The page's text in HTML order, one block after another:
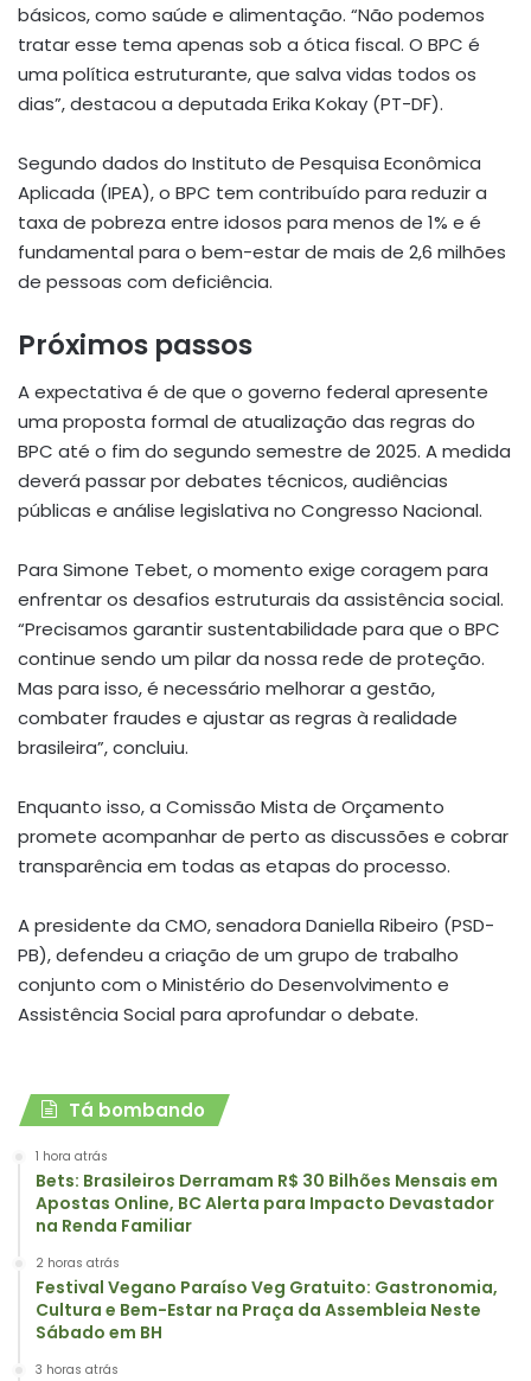
básicos, como saúde e alimentação. “Não podemos
tratar esse tema apenas sob a ótica fiscal. O BPC é
uma política estruturante, que salva vidas todos os
dias”, destacou a deputada Erika Kokay (PT-DF).
Segundo dados do Instituto de Pesquisa Econômica
Aplicada (IPEA), o BPC tem contribuído para reduzir a
taxa de pobreza entre idosos para menos de 1% e é
fundamental para o bem-estar de mais de 2,6 milhões
de pessoas com deficiência.
Próximos passos
A expectativa é de que o governo federal apresente
uma proposta formal de atualização das regras do
BPC até o fim do segundo semestre de 2025. A medida
deverá passar por debates técnicos, audiências
públicas e análise legislativa no Congresso Nacional.
Para Simone Tebet, o momento exige coragem para
enfrentar os desafios estruturais da assistência social.
“Precisamos garantir sustentabilidade para que o BPC
continue sendo um pilar da nossa rede de proteção.
Mas para isso, é necessário melhorar a gestão,
combater fraudes e ajustar as regras à realidade
brasileira”, concluiu.
Enquanto isso, a Comissão Mista de Orçamento
promete acompanhar de perto as discussões e cobrar
transparência em todas as etapas do processo.
A presidente da CMO, senadora Daniella Ribeiro (PSD-
PB), defendeu a criação de um grupo de trabalho
conjunto com o Ministério do Desenvolvimento e
Assistência Social para aprofundar o debate.
Tá bombando
1 hora atrás
Bets: Brasileiros Derramam R$ 30 Bilhões Mensais em
Apostas Online, BC Alerta para Impacto Devastador
na Renda Familiar
2 horas atrás
Festival Vegano Paraíso Veg Gratuito: Gastronomia,
Cultura e Bem-Estar na Praça da Assembleia Neste
Sábado em BH
3 horas atrás